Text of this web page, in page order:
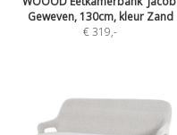
Geweven, 130cm, kleur Zand
€ 319,-